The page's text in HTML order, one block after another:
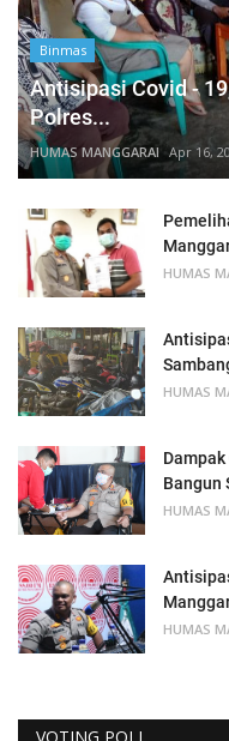
Binmas
Antisipasi Covid -
Polres...
HUMAS MANGGARAI Apr 16,
HUMAS
HUMAS
Bangun
HUMAS
HUMAS